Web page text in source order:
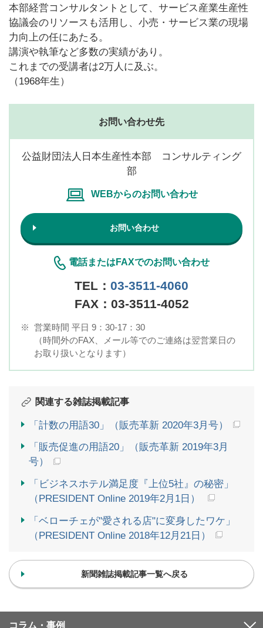
本部経営コンサルタントとして、サービス産業生産性
協議会のリソースも活用し、小売・サービス業の現場
力向上の任にあたる。
講演や執筆など多数の実績があり。
これまでの受講者は2万人に及ぶ。
（1968年生）
お問い合わせ先
公益財団法人日本生産性本部 コンサルティング
部
WEBからのお問い合わせ
お問い合わせ
電話またはFAXでのお問い合わせ
TEL： 03-3511-4060
FAX：03-3511-4052
※ 営業時間 平日 9：30-17：30
（時間外のFAX、メール等でのご連絡は翌営業日の
お取り扱いとなります）
関連する雑誌掲載記事
「計数の用語30」（販売革新 2020年3月号）
「販売促進の用語20」（販売革新 2019年3月
号）
「ビジネスホテル満足度『上位5社』の秘密」
（PRESIDENT Online 2019年2月1日）
「ベローチェが"愛される店"に変身したワケ」
（PRESIDENT Online 2018年12月21日）
新聞雑誌掲載記事一覧へ戻る
コラム・事例